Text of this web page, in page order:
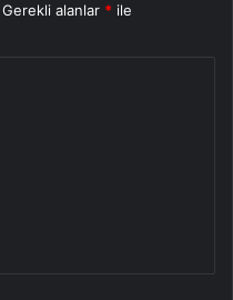
Gerekli alanlar * ile